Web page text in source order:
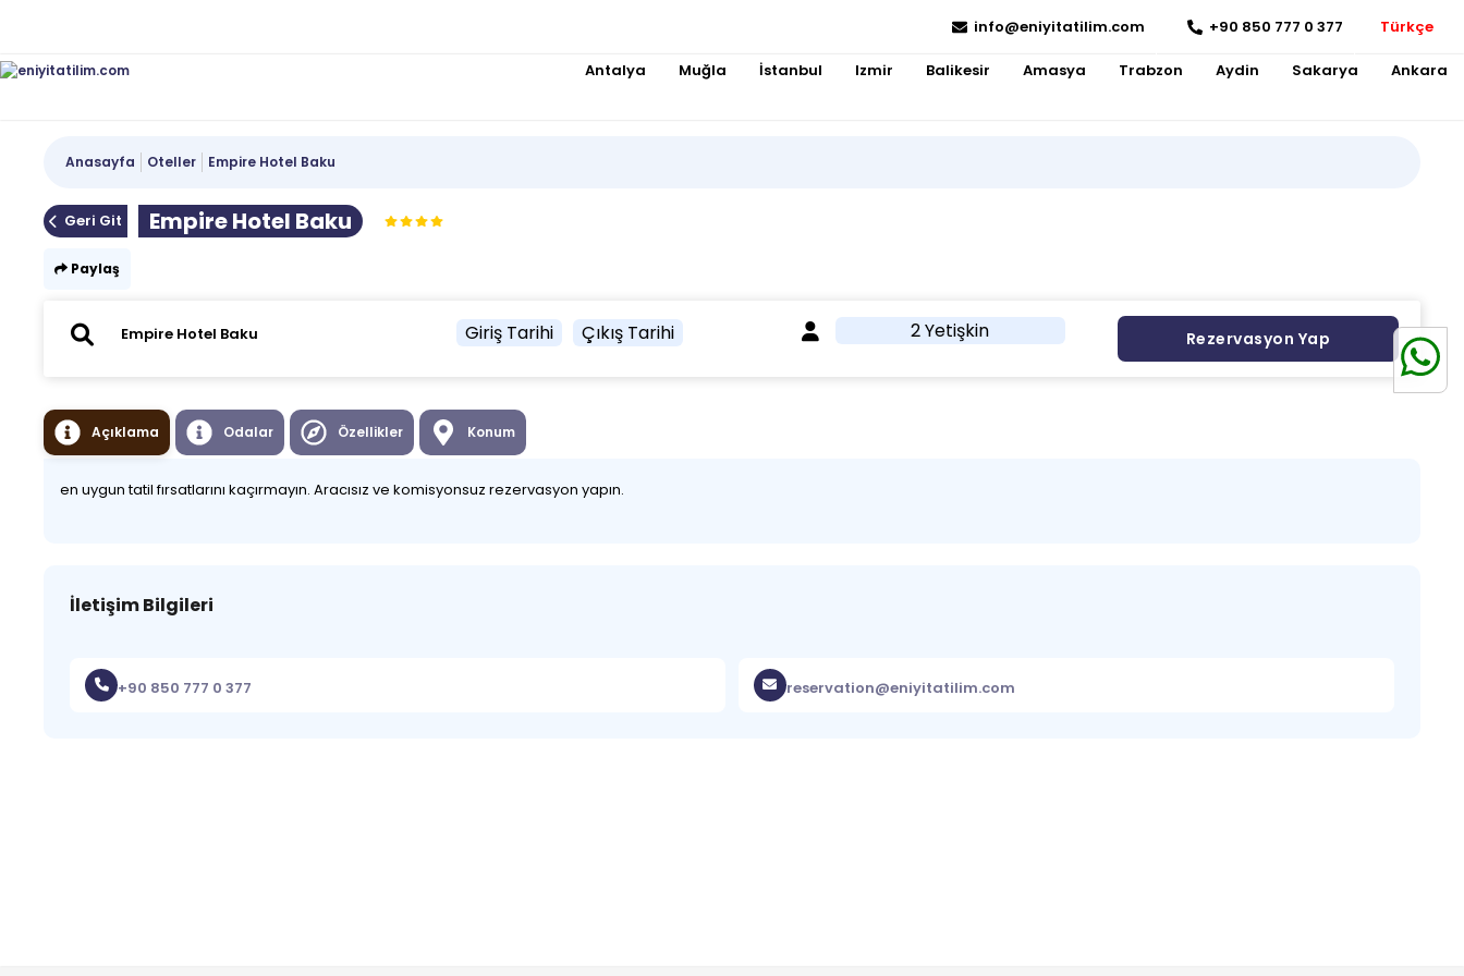
info@eniyitatilim.com +90 850 777 0 377 Türkçe
Antalya Muğla İstanbul Izmir Balikesir Amasya Trabzon Aydin Sakarya Ankara
Anasayfa Oteller Empire Hotel Baku
Geri Git Empire Hotel Baku
Paylaş
Giriş Tarihi Çıkış Tarihi 2 Yetişkin Rezervasyon Yap
Açıklama Odalar Özellikler Konum
en uygun tatil fırsatlarını kaçırmayın. Aracısız ve komisyonsuz rezervasyon yapın.
İletişim Bilgileri
+90 850 777 0 377 reservation@eniyitatilim.com